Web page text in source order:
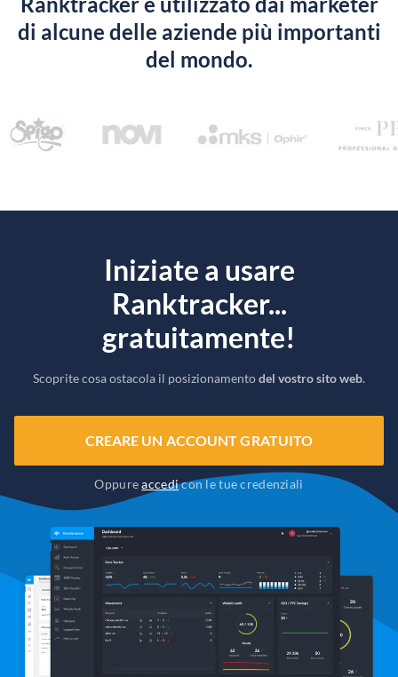
di alcune delle aziende più importanti
del mondo.
Iniziate a usare
Ranktracker...
gratuitamente!
Scoprite cosa ostacola il posizionamentodel vostro sito web.
CREARE UN ACCOUNT GRATUITO
Oppureaccedicon le tue credenziali